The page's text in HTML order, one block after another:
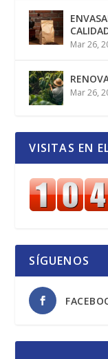
Mar 26,
Mar 26,
VISITAS EN
SÍGUENOS